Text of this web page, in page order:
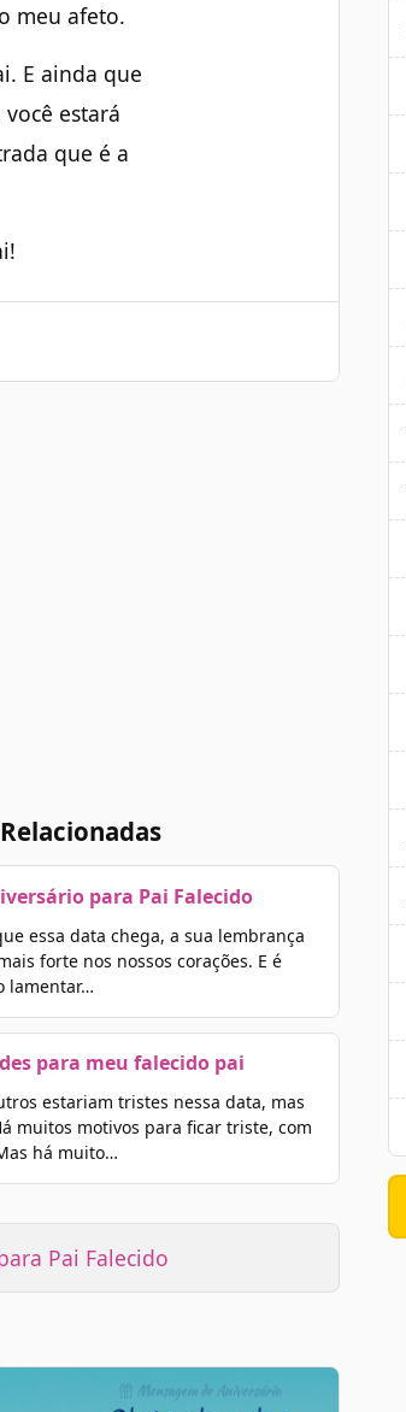
meu afeto.
E ainda que
estará
que é a
para Pai Falecido
essa data chega, a sua lembrança
forte nos nossos corações. E é
lamentar…
para meu falecido pai
estariam tristes nessa data, mas
muitos motivos para ficar triste, com
há muito…
Pai Falecido